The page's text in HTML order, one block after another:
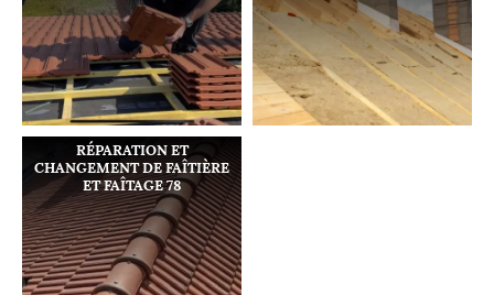
RÉPARATION ET
CHANGEMENT DE FAÎTIÈRE
ET FAÎTAGE 78